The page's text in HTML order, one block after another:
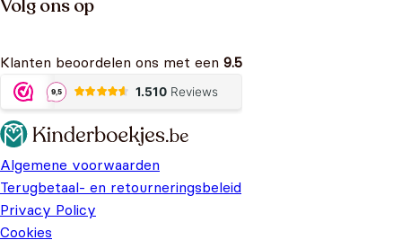
Volg ons op
Klanten beoordelen ons met een 9.5
Algemene voorwaarden
Terugbetaal- en retourneringsbeleid
Privacy Policy
Cookies